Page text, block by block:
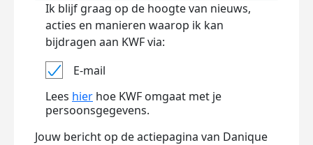
Ik blijf graag op de hoogte van nieuws,
acties en manieren waarop ik kan
bijdragen aan KWF via:
E-mail
Lees hier hoe KWF omgaat met je
persoonsgegevens.
Jouw bericht op de actiepagina van Danique